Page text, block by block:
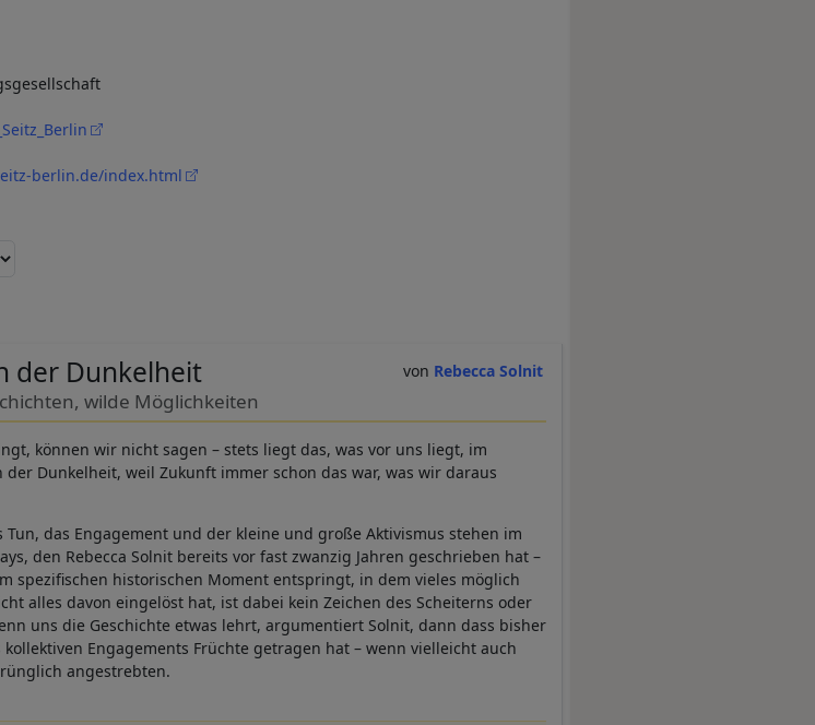
berlin.de/index.html
Rebecca Solnit
der Dunkelheit
wilde Möglichkeiten
können wir nicht sagen – stets liegt das, was vor uns liegt, im
der Dunkelheit, weil Zukunft immer schon das war, was wir daraus
Tun, das Engagement und der kleine und große Aktivismus stehen im
den Rebecca Solnit bereits vor fast zwanzig Jahren geschrieben hat –
spezifischen historischen Moment entspringt, in dem vieles möglich
alles davon eingelöst hat, ist dabei kein Zeichen des Scheiterns oder
uns die Geschichte etwas lehrt, argumentiert Solnit, dann dass bisher
kollektiven Engagements Früchte getragen hat – wenn vielleicht auch
angestrebten.